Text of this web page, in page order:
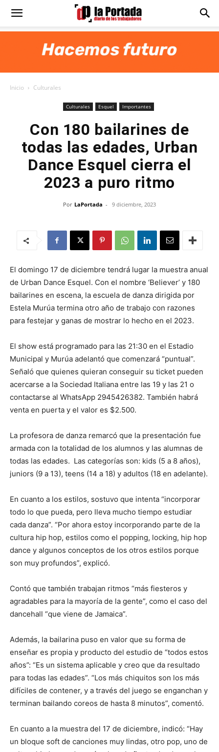
Diario
Inicio Culturales
Culturales Esquel Importantes
Con 180 bailarines de
todas las edades, Urban
Dance Esquel cierra el
2023 a puro ritmo
Por LaPortada - 9 diciembre, 2023
El domingo 17 de diciembre tendrá lugar la muestra anual
de Urban Dance Esquel. Con el nombre ‘Believer’ y 180
bailarines en escena, la escuela de danza dirigida por
Estela Murúa termina otro año de trabajo con razones
para festejar y ganas de mostrar lo hecho en el 2023.
El show está programado para las 21:30 en el Estadio
Municipal y Murúa adelantó que comenzará “puntual”.
Señaló que quienes quieran conseguir su ticket pueden
acercarse a la Sociedad Italiana entre las 19 y las 21 o
contactarse al WhatsApp 2945426382. También habrá
venta en puerta y el valor es $2.500.
La profesora de danza remarcó que la presentación fue
armada con la totalidad de los alumnos y las alumnas de
todas las edades. Las categorías son: kids (5 a 8 años),
juniors (9 a 13), teens (14 a 18) y adultos (18 en adelante).
En cuanto a los estilos, sostuvo que intenta “incorporar
todo lo que pueda, pero lleva mucho tiempo estudiar
cada danza”. “Por ahora estoy incorporando parte de la
cultura hip hop, estilos como el popping, locking, hip hop
dance y algunos conceptos de los otros estilos porque
son muy profundos”, explicó.
Contó que también trabajan ritmos “más fiesteros y
agradables para la mayoría de la gente”, como el caso del
dancehall “que viene de Jamaica”.
Además, la bailarina puso en valor que su forma de
enseñar es propia y producto del estudio de “todos estos
años”: “Es un sistema aplicable y creo que da resultado
para todas las edades”. “Los más chiquitos son los más
difíciles de contener, y a través del juego se enganchan y
terminan bailando coreos de hasta 8 minutos”, comentó.
En cuanto a la muestra del 17 de diciembre, indicó: “Hay
un bloque soft de canciones muy lindas, otro pop, uno de